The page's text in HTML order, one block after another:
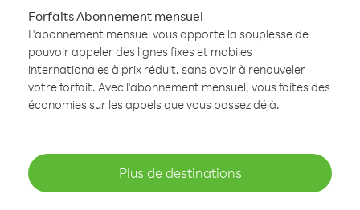
Forfaits Abonnement mensuel
L'abonnement mensuel vous apporte la souplesse de
pouvoir appeler des lignes fixes et mobiles
internationales à prix réduit, sans avoir à renouveler
votre forfait. Avec l'abonnement mensuel, vous faites des
économies sur les appels que vous passez déjà.
Plus de destinations